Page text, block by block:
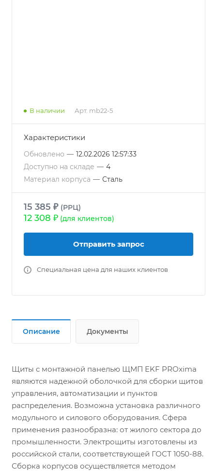
В наличии Арт. mb22-5
Характеристики
Обновлено — 12.02.2026 12:57:33
Доступно на складе — 4
Материал корпуса — Сталь
15 385 ₽ (РРЦ)
12 308 ₽ (для клиентов)
Отправить запрос
Специальная цена для наших клиентов
Описание Документы
Щиты с монтажной панелью ЩМП EKF PROxima
являются надежной оболочкой для сборки щитов
управления, автоматизации и пунктов
распределения. Возможна установка различного
модульного и силового оборудования. Сфера
применения разнообразна: от жилого сектора до
промышленности. Электрощиты изготовлены из
российской стали, соответствующей ГОСТ 1050-88.
Сборка корпусов осуществляется методом